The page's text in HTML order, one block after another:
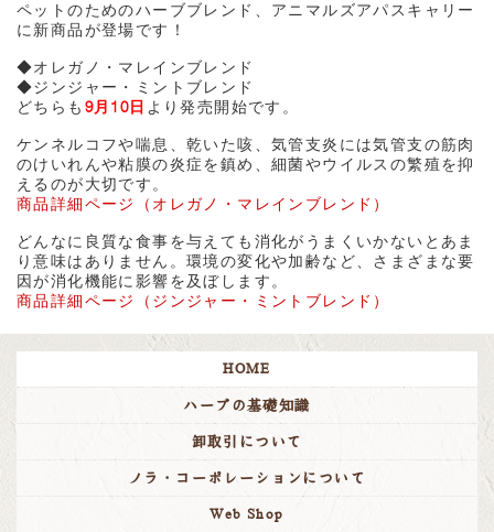
ペットのためのハーブブレンド、アニマルズアパスキャリー
に新商品が登場です！
◆オレガノ・マレインブレンド
◆ジンジャー・ミントブレンド
どちらも 9月10日 より発売開始です。
ケンネルコフや喘息、乾いた咳、気管支炎には気管支の筋肉
のけいれんや粘膜の炎症を鎮め、細菌やウイルスの繁殖を抑
えるのが大切です。
商品詳細ページ（オレガノ・マレインブレンド）
どんなに良質な食事を与えても消化がうまくいかないとあま
り意味はありません。環境の変化や加齢など、さまざまな要
因が消化機能に影響を及ぼします。
商品詳細ページ（ジンジャー・ミントブレンド）
HOME
ハーブの基礎知識
卸取引について
ノラ・コーポレーションについて
Web Shop